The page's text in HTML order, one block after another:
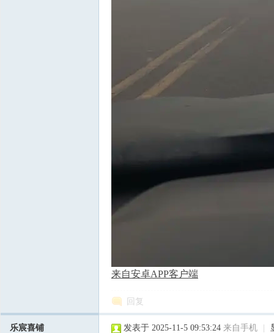
来自安卓APP客户端
回复
乐宸喜铺 发表于 2025-11-5 09:53:24 来自手机